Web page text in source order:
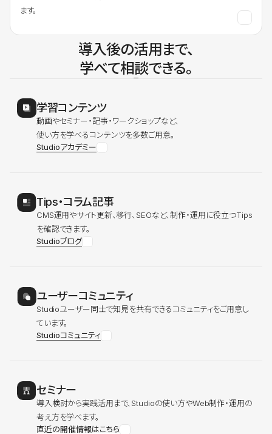
ます。
導入後の活用まで、
学べて相談できる。
学習コンテンツ
動画やセミナー・記事・ワークショップなど、
使い方を学べるコンテンツを多数ご用意。
Studioアカデミー
Tips・コラム記事
CMS運用やサイト更新、移行、SEOなど、制作・運用に役立つTips
を確認できます。
Studioブログ
ユーザーコミュニティ
Studioユーザー同士で知見を共有できるコミュニティをご用意し
ています。
Studioコミュニティ
セミナー
導入検討から実践活用まで、Studioの使い方やWeb制作・運用の
考え方を学べます。
直近の開催情報はこちら